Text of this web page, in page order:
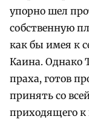
упорно шел
собственную
как бы имея к
Каина. Однако
праха, готов
принять со
приходящего